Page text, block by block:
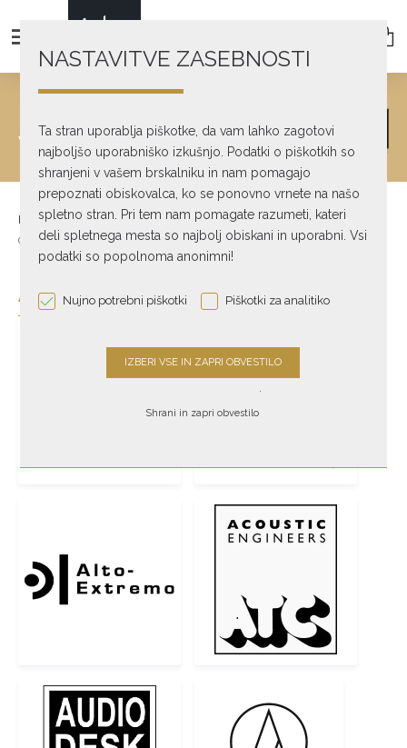
We Offer
Brand Index: A B C D E G H I J K L M N O
Q
R S T V W
A
NASTAVITVE ZASEBNOSTI
Ta stran uporablja piškotke, da vam lahko zagotovi
najboljšo uporabniško izkušnjo. Podatki o piškotkih so
shranjeni v vašem brskalniku in nam pomagajo
prepoznati obiskovalca, ko se ponovno vrnete na našo
spletno stran. Pri tem nam pomagate razumeti, kateri
deli spletnega mesta so najbolj obiskani in uporabni. Vsi
podatki so popolnoma anonimni!
Nujno potrebni piškotki Piškotki za analitiko
Shrani in zapri obvestilo
.